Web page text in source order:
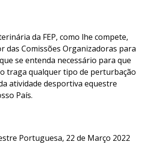
da FEP, como lhe compete,
das Comissões Organizadoras para
se entenda necessário para que
traga qualquer tipo de perturbação
atividade desportiva equestre
País.
Portuguesa, 22 de Março 2022